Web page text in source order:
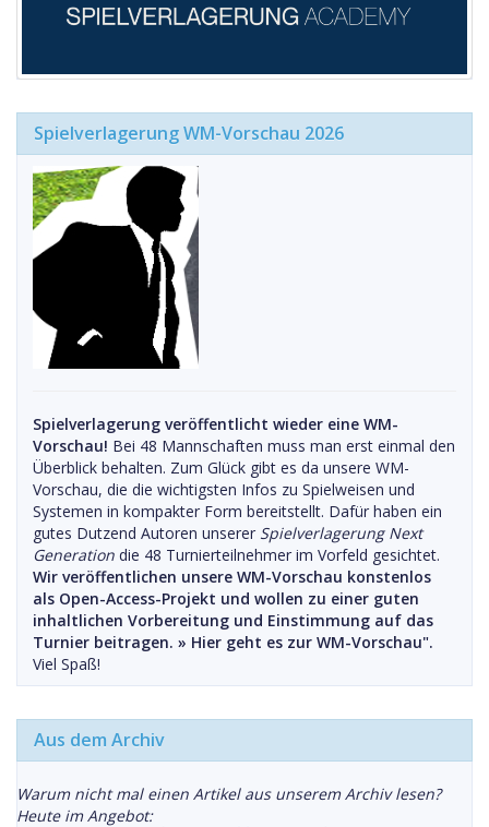
Spielverlagerung WM-Vorschau 2026
Spielverlagerung veröffentlicht wieder eine WM-
Vorschau! Bei 48 Mannschaften muss man erst einmal den
Überblick behalten. Zum Glück gibt es da unsere WM-
Vorschau, die die wichtigsten Infos zu Spielweisen und
Systemen in kompakter Form bereitstellt. Dafür haben ein
gutes Dutzend Autoren unserer Spielverlagerung Next
Generation die 48 Turnierteilnehmer im Vorfeld gesichtet.
Wir veröffentlichen unsere WM-Vorschau konstenlos
als Open-Access-Projekt und wollen zu einer guten
inhaltlichen Vorbereitung und Einstimmung auf das
Turnier beitragen. » Hier geht es zur WM-Vorschau".
Viel Spaß!
Aus dem Archiv
Warum nicht mal einen Artikel aus unserem Archiv lesen?
Heute im Angebot: